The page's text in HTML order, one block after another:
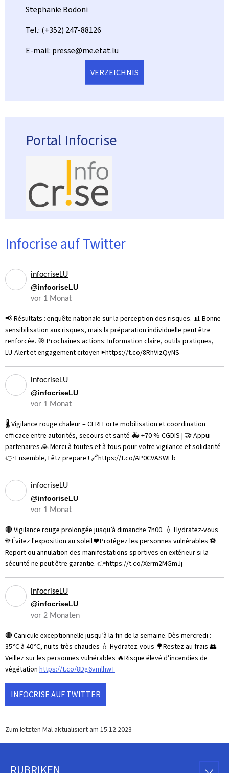
Stephanie Bodoni
Tel.: (+352) 247-88126
E-mail: presse@me.etat.lu
VERZEICHNIS
Portal Infocrise
Infocrise auf Twitter
infocriseLU
@infocriseLU
vor 1 Monat
📢 Résultats : enquête nationale sur la perception des risques. 📊 Bonne
sensibilisation aux risques, mais la préparation individuelle peut être
renforcée. 🎯 Prochaines actions: Information claire, outils pratiques,
LU-Alert et engagement citoyen ▶️https://t.co/8RhVizQyNS
infocriseLU
@infocriseLU
vor 1 Monat
🌡️ Vigilance rouge chaleur – CERI Forte mobilisation et coordination
efficace entre autorités, secours et santé 🚑 +70 % CGDIS | 🤝 Appui
partenaires 🙏 Merci à toutes et à tous pour votre vigilance et solidarité
👉 Ensemble, Lëtz prepare ! 🔗https://t.co/AP0CVASWEb
infocriseLU
@infocriseLU
vor 1 Monat
🔴 Vigilance rouge prolongée jusqu’à dimanche 7h00. 💧 Hydratez-vous
☀️ Évitez l'exposition au soleil ❤️ Protégez les personnes vulnérables ⚽
Report ou annulation des manifestations sportives en extérieur si la
sécurité ne peut être garantie. 👉https://t.co/Xerm2MGmJj
infocriseLU
@infocriseLU
vor 2 Monaten
🔴 Canicule exceptionnelle jusqu’à la fin de la semaine. Dès mercredi :
35°C à 40°C, nuits très chaudes 💧 Hydratez-vous 🌳Restez au frais 👥
Veillez sur les personnes vulnérables 🔥Risque élevé d’incendies de
végétation https://t.co/8Dg6vmlhwT
INFOCRISE AUF TWITTER
Zum letzten Mal aktualisiert am 15.12.2023